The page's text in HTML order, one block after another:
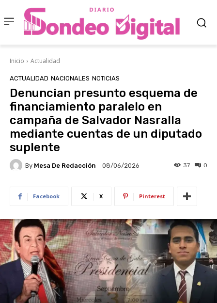
Inicio Actualidad
ACTUALIDAD NACIONALES NOTICIAS
Denuncian presunto esquema de
financiamiento paralelo en
campaña de Salvador Nasralla
mediante cuentas de un diputado
suplente
By Mesa De Redacción 08/06/2026 0
37
Facebook X Pinterest